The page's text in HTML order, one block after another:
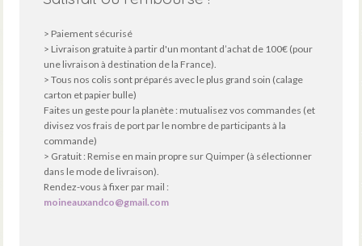
> Paiement sécurisé
> Livraison gratuite à partir d'un montant d’achat de 100€ (pour
une livraison à destination de la France).
> Tous nos colis sont préparés avec le plus grand soin (calage
carton et papier bulle)
Faites un geste pour la planète : mutualisez vos commandes (et
divisez vos frais de port par le nombre de participants à la
commande)
> Gratuit : Remise en main propre sur Quimper (à sélectionner
dans le mode de livraison).
Rendez-vous à fixer par mail :
moineauxandco@gmail.com